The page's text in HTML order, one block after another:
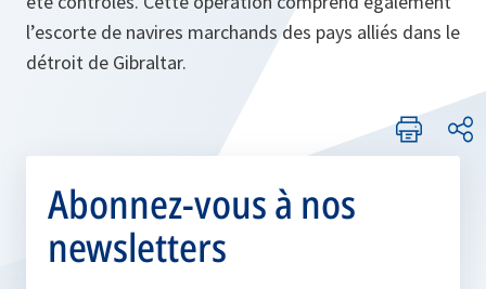
l’escorte de navires marchands des pays alliés dans le
détroit de Gibraltar.
Abonnez-vous à nos
newsletters